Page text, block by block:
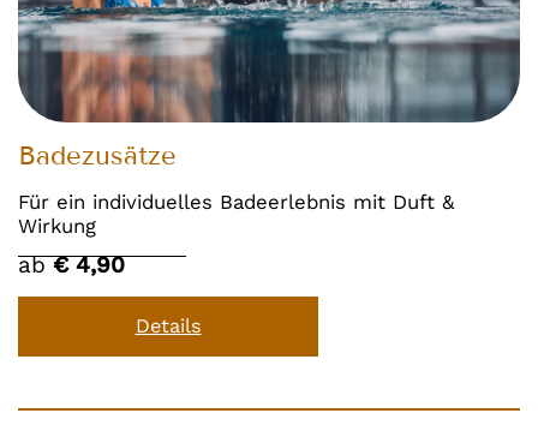
Badezusätze
Für ein individuelles Badeerlebnis mit Duft &
Wirkung
ab€ 4,90
Details